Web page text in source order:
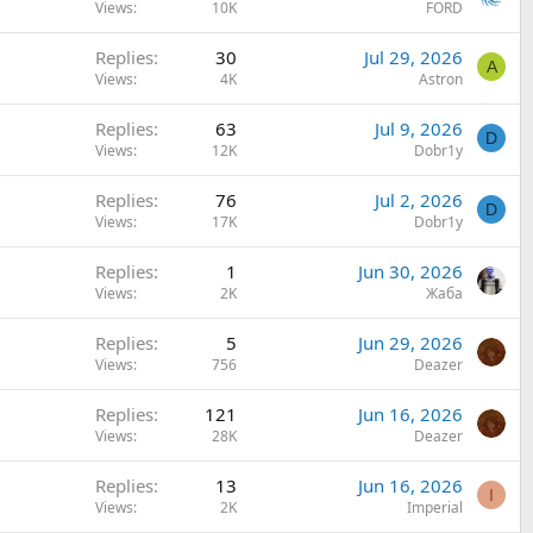
Views 10K FORD
Replies 30
Views 4K
Jul 29, 2026
Astron
A
Replies 63
Views 12K
Jul 9, 2026
Dobr1y
D
Replies 76
Views 17K
Jul 2, 2026
Dobr1y
D
Replies 1
Views 2K
Jun 30, 2026
Жаба
Replies 5
Views 756
Jun 29, 2026
Deazer
Replies 121
Views 28K
Jun 16, 2026
Deazer
Replies 13
Views 2K
Jun 16, 2026
Imperial
I